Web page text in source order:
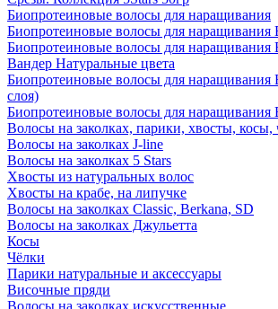
Биопротеиновые волосы для наращивания
Биопротеиновые волосы для наращивания
Биопротеиновые волосы для наращивания
Вандер Натуральные цвета
Биопротеиновые волосы для наращивания
слоя)
Биопротеиновые волосы для наращивания
Волосы на заколках, парики, хвосты, косы,
Волосы на заколках J-line
Волосы на заколках 5 Stars
Хвосты из натуральных волос
Хвосты на крабе, на липучке
Волосы на заколках Classic, Berkana, SD
Волосы на заколках Джульетта
Косы
Чёлки
Парики натуральные и аксессуары
Височные пряди
Волосы на заколках искусственные